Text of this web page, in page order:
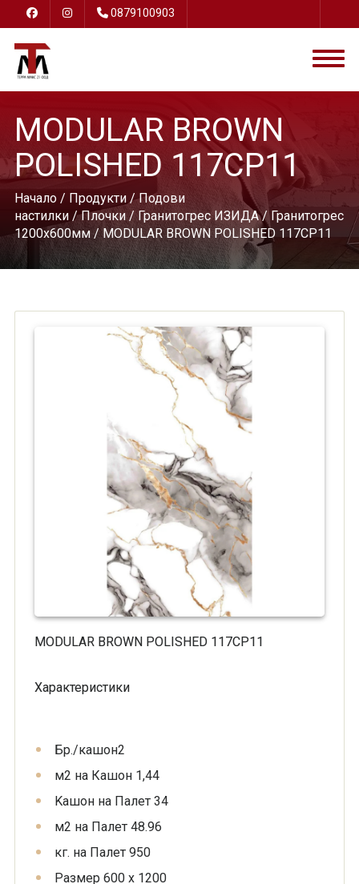
0879100903
MODULAR BROWN
POLISHED 117CP11
Начало/ Продукти/Подови
настилки/Плочки/Гранитогрес ИЗИДА/Гранитогрес
1200х600мм/ MODULAR BROWN POLISHED 117CP11
MODULAR BROWN POLISHED 117CP11
Характеристики
Бр./кашон2
м2 на Кашон 1,44
Kашон на Палет 34
м2 на Палет 48.96
кг. на Палет 950
Размер 600 х 1200